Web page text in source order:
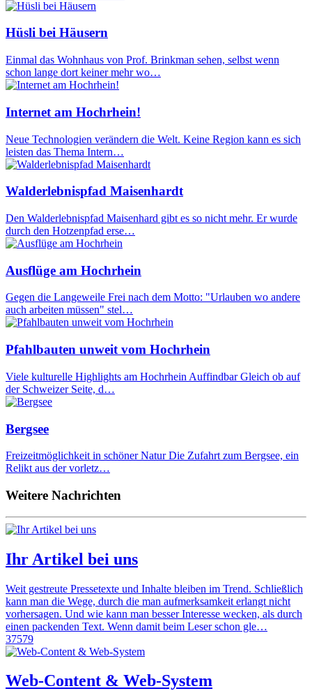
Hüsli bei Häusern
Einmal das Wohnhaus von Prof. Brinkman sehen, selbst wenn
schon lange dort keiner mehr wo…
Internet am Hochrhein!
Neue Technologien verändern die Welt. Keine Region kann es sich
leisten das Thema Intern…
Walderlebnispfad Maisenhardt
Den Walderlebnispfad Maisenhard gibt es so nicht mehr. Er wurde
durch den Hotzenpfad erse…
Ausflüge am Hochrhein
Gegen die Langeweile Frei nach dem Motto: "Urlauben wo andere
auch arbeiten müssen" stel…
Pfahlbauten unweit vom Hochrhein
Viele kulturelle Highlights am Hochrhein Auffindbar Gleich ob auf
der Schweizer Seite, d…
Bergsee
Freizeitmöglichkeit in schöner Natur Die Zufahrt zum Bergsee, ein
Relikt aus der vorletz…
Weitere Nachrichten
Ihr Artikel bei uns
Weit gestreute Pressetexte und Inhalte bleiben im Trend. Schließlich
kann man die Wege, durch die man aufmerksamkeit erlangt nicht
vorhersagen. Und wie kann man besser Interesse wecken, als durch
einen packenden Text. Wenn damit beim Leser schon gle…
37579
Web-Content & Web-System